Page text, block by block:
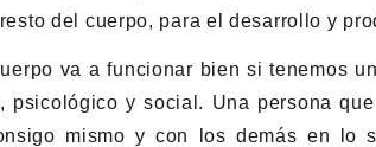
del cuerpo, para el desarrollo y
va a funcionar bien si tenemos
y social. Una persona
mismo y con los demás en lo